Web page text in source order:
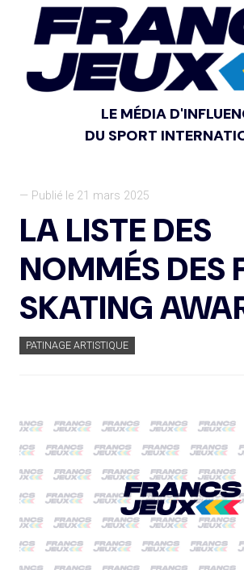
LE MÉDIA
DU SPORT
— Publié le 21 mars 2025
LA LISTE DES
NOMMÉS DES
SKATING
PATINAGE ARTISTIQUE